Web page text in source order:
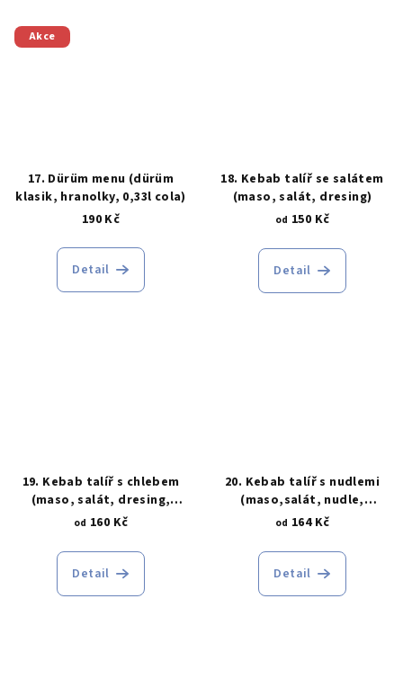
Akce
17. Dürüm menu (dürüm
klasik, hranolky, 0,33l cola)
190 Kč
Detail
18. Kebab talíř se salátem
(maso, salát, dresing)
od 150 Kč
Detail
19. Kebab talíř s chlebem
(maso, salát, dresing,
chleba)
od 160 Kč
Detail
20. Kebab talíř s nudlemi
(maso,salát, nudle,
dresing)
od 164 Kč
Detail